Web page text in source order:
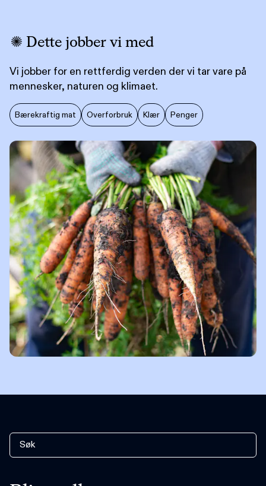
Dette jobber vi med
Vi jobber for en rettferdig verden der vi tar vare på
mennesker, naturen og klimaet.
Bærekraftig mat Overforbruk Klær Penger